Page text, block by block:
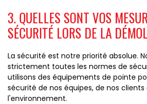
3. QUELLES SONT VOS
SÉCURITÉ LORS DE LA
La sécurité est notre priorité absolue.
strictement toutes les normes de
utilisons des équipements de pointe
sécurité de nos équipes, de nos clients
l'environnement.